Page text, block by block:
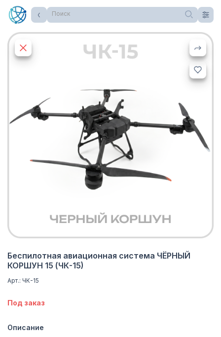
Поиск
Беспилотная авиационная система ЧЁРНЫЙ
КОРШУН 15 (ЧК-15)
Арт.: ЧК-15
Под заказ
Описание